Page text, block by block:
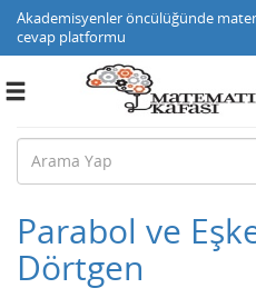
Akademisyenler öncülüğünde
cevap platformu
Toggle
Parabol ve
Dörtgen